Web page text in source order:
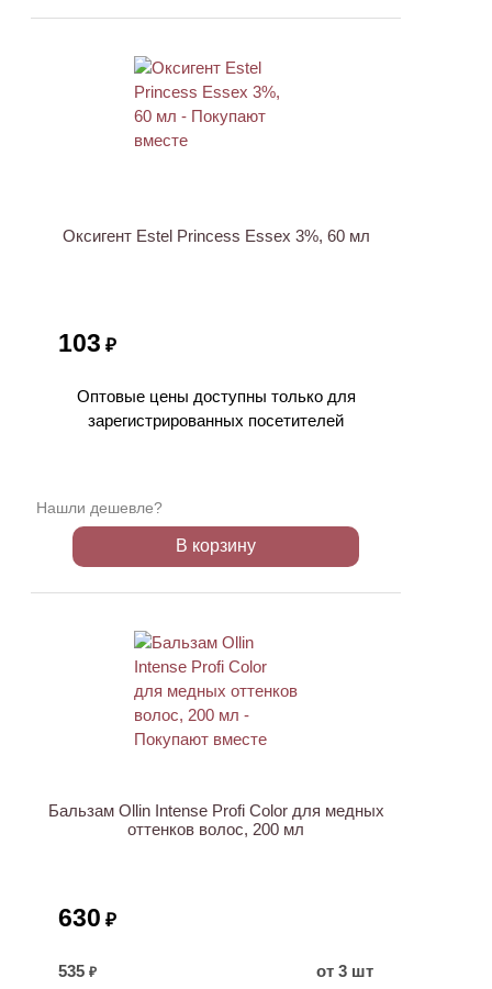
Оксигент Estel Princess Essex 3%, 60 мл
103 ₽
Оптовые цены доступны только для
зарегистрированных посетителей
Нашли дешевле?
В корзину
Бальзам Ollin Intense Profi Color для медных
оттенков волос, 200 мл
630 ₽
535 ₽
от 3 шт